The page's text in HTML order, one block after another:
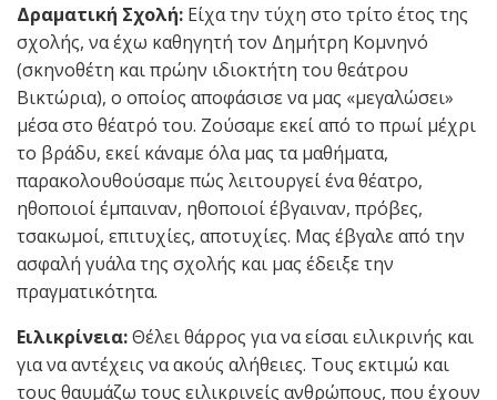
Δραματική Σχολή: Είχα την τύχη στο τρίτο έτος της
σχολής, να έχω καθηγητή τον Δημήτρη Κομνηνό
(σκηνοθέτη και πρώην ιδιοκτήτη του θεάτρου
Βικτώρια), ο οποίος αποφάσισε να μας «μεγαλώσει»
μέσα στο θέατρό του. Ζούσαμε εκεί από το πρωί μέχρι
το βράδυ, εκεί κάναμε όλα μας τα μαθήματα,
παρακολουθούσαμε πώς λειτουργεί ένα θέατρο,
ηθοποιοί έμπαιναν, ηθοποιοί έβγαιναν, πρόβες,
τσακωμοί, επιτυχίες, αποτυχίες. Μας έβγαλε από την
ασφαλή γυάλα της σχολής και μας έδειξε την
πραγματικότητα.
Ειλικρίνεια:Θέλει θάρρος για να είσαι ειλικρινής και
για να αντέχεις να ακούς αλήθειες. Τους εκτιμώ και
τους θαυμάζω τους ειλικρινείς ανθρώπους, που έχουν